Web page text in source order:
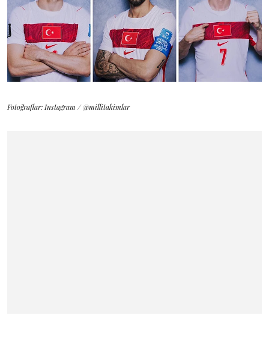
Fotoğraflar: Instagram / @millitakimlar